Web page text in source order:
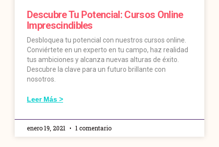
Descubre Tu Potencial: Cursos Online
Imprescindibles
Desbloquea tu potencial con nuestros cursos online.
Conviértete en un experto en tu campo, haz realidad
tus ambiciones y alcanza nuevas alturas de éxito.
Descubre la clave para un futuro brillante con
nosotros.
Leer Más >
enero 19, 2021 1 comentario